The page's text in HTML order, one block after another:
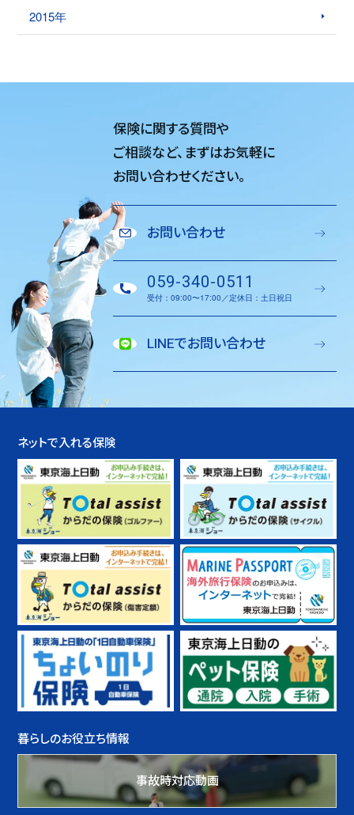
2015年
保険に関する質問や
ご相談など、 まずはお気軽に
お問い合わせください。
お問い合わせ
059-340-0511
受付：09:00〜17:00／定休日：土日祝日
LINEでお問い合わせ
ネットで入れる保険
暮らしのお役立ち情報
事故時対応動画